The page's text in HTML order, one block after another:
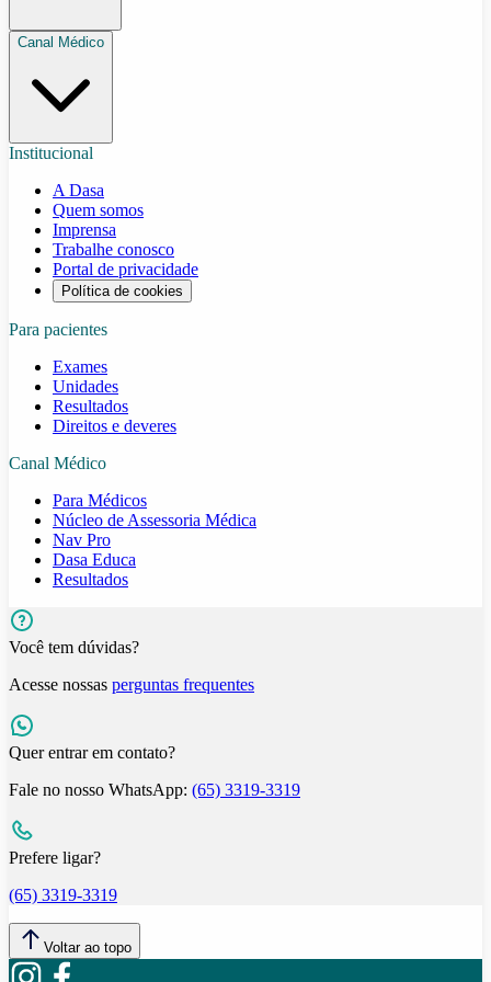
Canal Médico
Institucional
A Dasa
Quem somos
Imprensa
Trabalhe conosco
Portal de privacidade
Política de cookies
Para pacientes
Exames
Unidades
Resultados
Direitos e deveres
Canal Médico
Para Médicos
Núcleo de Assessoria Médica
Nav Pro
Dasa Educa
Resultados
Você tem dúvidas?
Acesse nossas perguntas frequentes
Quer entrar em contato?
Fale no nosso WhatsApp: (65) 3319-3319
Prefere ligar?
(65) 3319-3319
Voltar ao topo